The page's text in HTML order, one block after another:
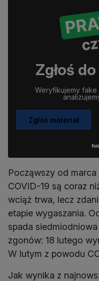
Zgłoś
Weryfikujemy fake
Zgłoś materiał
Począwszy od
COVID-19 są coraz
wciąż trwa, lecz
etapie wygaszania.
spada
zgonów: 18 lutego
W lutym z powodu
Jak wynika z